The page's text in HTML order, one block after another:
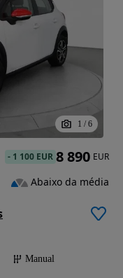
1 / 6
Manual
- 1 100 EUR 8 890 EUR
Abaixo da média